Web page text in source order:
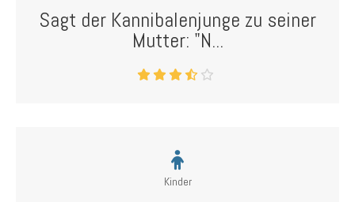
Sagt der Kannibalenjunge zu seiner
Mutter: "N...
Kinder